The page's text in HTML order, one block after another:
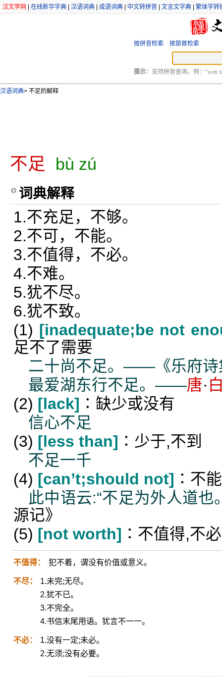
汉文学网 在线新华字典 汉语词典 成语词典 中文转拼音 文言文字典 繁体字转
按拼音检索 按部首检索
提示： 支持拼音查询，例：“wen
汉语词典> 不足的解释
不足 bù zú
词典解释
1.不充足，不够。
2.不可，不能。
3.不值得，不必。
4.不难。
5.犹不尽。
6.犹不致。
(1) [inadequate;be not
足不了需要
二十尚不足。——《乐府诗
最爱湖东行不足。——唐·
(2) [lack] ∶缺少或没有
信心不足
(3) [less than] ∶少于,不到
不足一千
(4) [can’t;should not] ∶不
此中语云:“不足为外人道
源记》
(5) [not worth] ∶不值得,不必
不值得： 犯不着，谓没有价值或意义。
不尽：
1.未完;无尽。
2.犹不已。
3.不完全。
4.书信末尾用语。犹言不一一。
不必：
1.没有一定;未必。
2.无须;没有必要。